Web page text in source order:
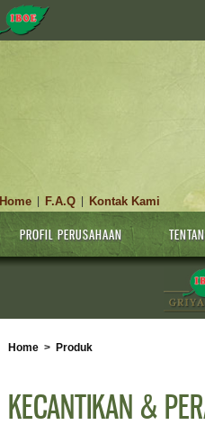
Home F.A.Q Kontak Kami
PROFIL PERUSAHAAN
Home > Produk
KECANTIKAN &